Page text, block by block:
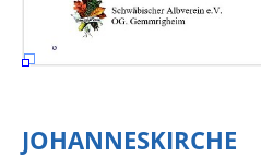
JOHANNESKIRCHE